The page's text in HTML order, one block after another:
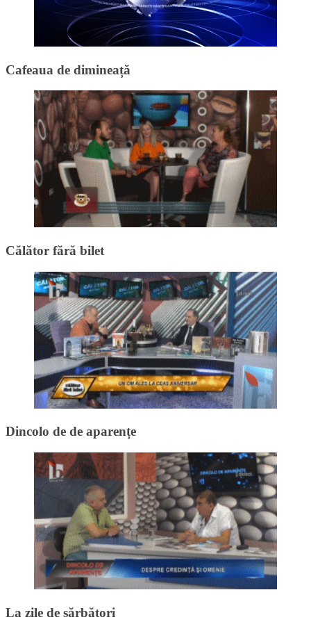
Cafeaua de dimineață
Călător fără bilet
Dincolo de de aparențe
La zile de sărbători